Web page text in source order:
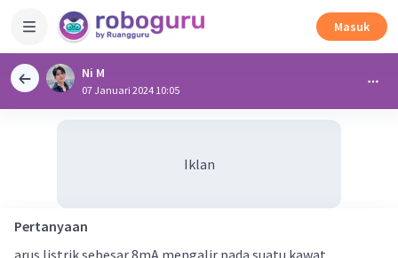
Masuk
Ni M
07 Januari 2024 10:05
Iklan
Pertanyaan
arus listrik sebesar 8mA mengalir pada suatu kawat